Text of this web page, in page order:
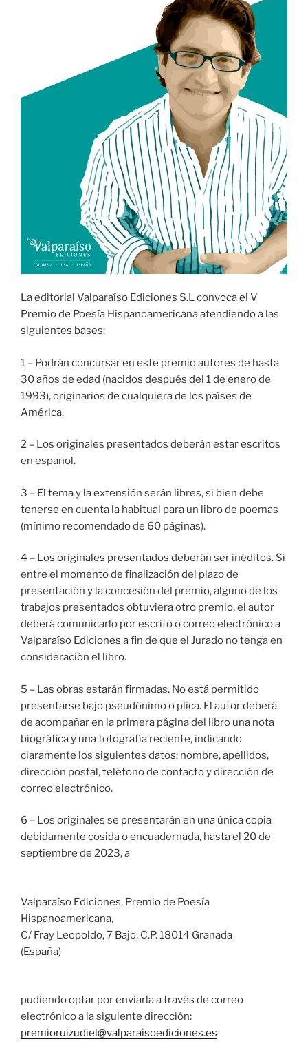
La editorial Valparaíso Ediciones S.L convoca el V
Premio de Poesía Hispanoamericana atendiendo a las
siguientes bases:
1 – Podrán concursar en este premio autores de hasta
30 años de edad (nacidos después del 1 de enero de
1993), originarios de cualquiera de los países de
América.
2 – Los originales presentados deberán estar escritos
en español.
3 – El tema y la extensión serán libres, si bien debe
tenerse en cuenta la habitual para un libro de poemas
(mínimo recomendado de 60 páginas).
4 – Los originales presentados deberán ser inéditos. Si
entre el momento de finalización del plazo de
presentación y la concesión del premio, alguno de los
trabajos presentados obtuviera otro premio, el autor
deberá comunicarlo por escrito o correo electrónico a
Valparaíso Ediciones a fin de que el Jurado no tenga en
consideración el libro.
5 – Las obras estarán firmadas. No está permitido
presentarse bajo pseudónimo o plica. El autor deberá
de acompañar en la primera página del libro una nota
biográfica y una fotografía reciente, indicando
claramente los siguientes datos: nombre, apellidos,
dirección postal, teléfono de contacto y dirección de
correo electrónico.
6 – Los originales se presentarán en una única copia
debidamente cosida o encuadernada, hasta el 20 de
septiembre de 2023, a
Valparaíso Ediciones, Premio de Poesía
Hispanoamericana,
C/ Fray Leopoldo, 7 Bajo, C.P. 18014 Granada
(España)
pudiendo optar por enviarla a través de correo
electrónico a la siguiente dirección:
premioruizudiel@valparaisoediciones.es